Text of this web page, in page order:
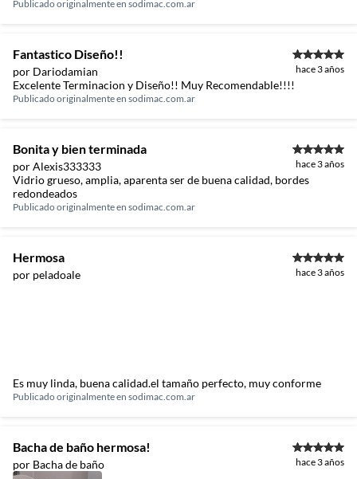
Publicado originalmente en sodimac.com.ar
Fantastico Diseño!!
por Dariodamian hace 3 años
Excelente Terminacion y Diseño!! Muy Recomendable!!!!
Publicado originalmente en sodimac.com.ar
Bonita y bien terminada
por Alexis333333 hace 3 años
Vidrio grueso, amplia, aparenta ser de buena calidad, bordes
redondeados
Publicado originalmente en sodimac.com.ar
Hermosa
por peladoale hace 3 años
Es muy linda, buena calidad.el tamaño perfecto, muy conforme
Publicado originalmente en sodimac.com.ar
Bacha de baño hermosa!
por Bacha de baño hace 3 años